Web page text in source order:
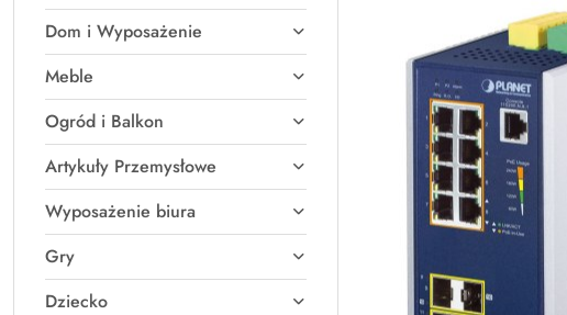
Dom i Wyposażenie
Meble
Ogród i Balkon
Artykuły Przemysłowe
Wyposażenie biura
Gry
Dziecko